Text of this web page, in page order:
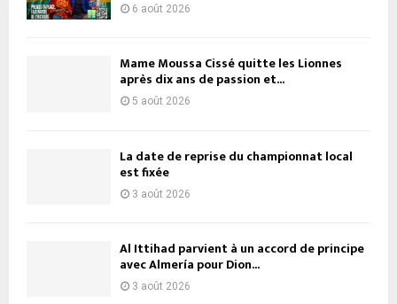
6 août 2026
Mame Moussa Cissé quitte les Lionnes
après dix ans de passion et...
5 août 2026
La date de reprise du championnat local
est fixée
3 août 2026
Al Ittihad parvient à un accord de principe
avec Almería pour Dion...
3 août 2026